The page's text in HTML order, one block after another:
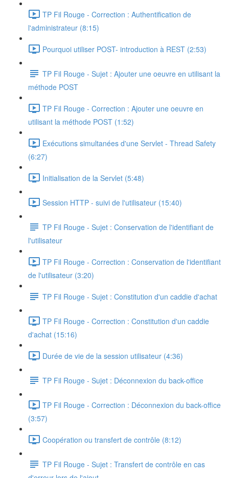
TP Fil Rouge - Correction : Authentification de
l'administrateur (8:15)
Pourquoi utiliser POST- introduction à REST (2:53)
TP Fil Rouge - Sujet : Ajouter une oeuvre en utilisant la
méthode POST
TP Fil Rouge - Correction : Ajouter une oeuvre en
utilisant la méthode POST (1:52)
Exécutions simultanées d'une Servlet - Thread Safety
(6:27)
Initialisation de la Servlet (5:48)
Session HTTP - suivi de l'utilisateur (15:40)
TP Fil Rouge - Sujet : Conservation de l'identifiant de
l'utilisateur
TP Fil Rouge - Correction : Conservation de l'identifiant
de l'utilisateur (3:20)
TP Fil Rouge - Sujet : Constitution d'un caddie d'achat
TP Fil Rouge - Correction : Constitution d'un caddie
d'achat (15:16)
Durée de vie de la session utilisateur (4:36)
TP Fil Rouge - Sujet : Déconnexion du back-office
TP Fil Rouge - Correction : Déconnexion du back-office
(3:57)
Coopération ou transfert de contrôle (8:12)
TP Fil Rouge - Sujet : Transfert de contrôle en cas